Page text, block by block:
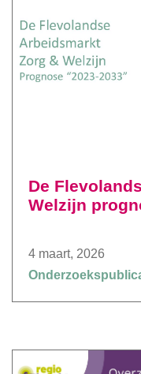
De
Welzijn
4 maart, 2026